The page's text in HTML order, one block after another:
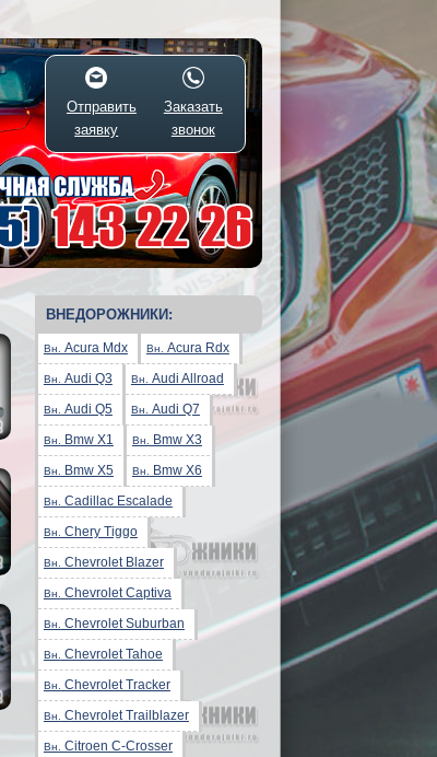
Отправить
заявку
Заказать
звонок
ВНЕДОРОЖНИКИ:
Вн. Acura Mdx Вн. Acura Rdx
Вн. Audi Q3 Вн. Audi Allroad
Вн. Audi Q5 Вн. Audi Q7
Вн. Bmw X1 Вн. Bmw X3
Вн. Bmw X5 Вн. Bmw X6
Вн. Cadillac Escalade
Вн. Chery Tiggo
Вн. Chevrolet Blazer
Вн. Chevrolet Captiva
Вн. Chevrolet Suburban
Вн. Chevrolet Tahoe
Вн. Chevrolet Tracker
Вн. Chevrolet Trailblazer
Вн. Citroen C-Crosser